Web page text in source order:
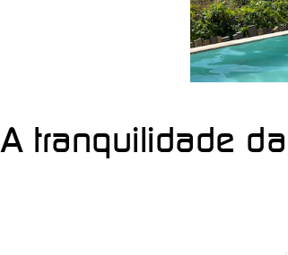
A tranquilidade